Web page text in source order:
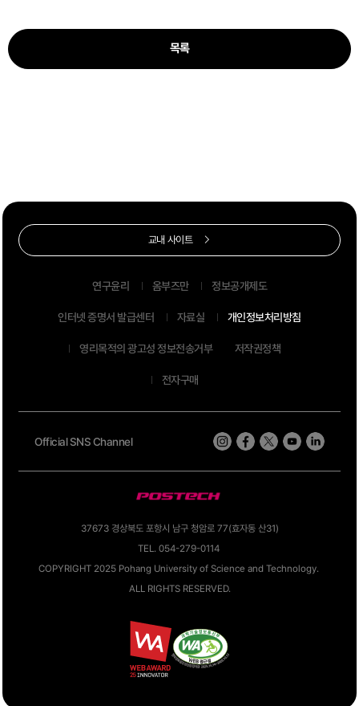
목록
37673 경상북도 포항시 남구 청암로 77(효자동 산31)
TEL. 054-279-0114
COPYRIGHT 2025 Pohang University of Science and Technology.
ALL RIGHTS RESERVED.
Official SNS Channel
연구윤리 옴부즈만 정보공개제도
인터넷 증명서 발급센터 자료실 개인정보처리방침
영리목적의 광고성 정보전송거부 저작권정책
전자구매
교내 사이트